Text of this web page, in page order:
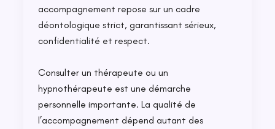
accompagnement repose sur un cadre
déontologique strict, garantissant sérieux,
confidentialité et respect.
Consulter un thérapeute ou un
hypnothérapeute est une démarche
personnelle importante. La qualité de
l’accompagnement dépend autant des